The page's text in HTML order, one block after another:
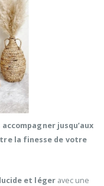
jusqu’aux
la finesse de votre
et légeravec une